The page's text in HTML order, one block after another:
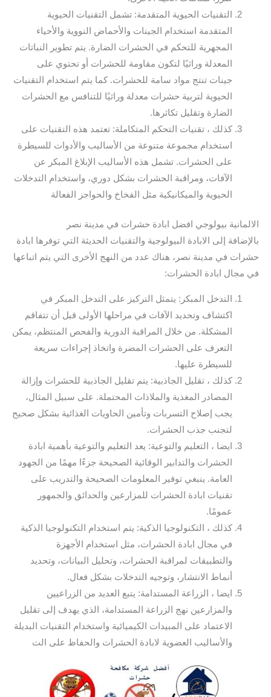
التقنيات الحيوية المتقدمة: تشمل التقنيات الحيوية
المتقدمة استخدام الجينات والأحماض النووية والأحياء
المجهرية للتحكم في الحشرات الضارة. يتم تطوير النباتات
المعدلة وراثيًا لتكون مقاومة للحشرات أو تحتوي على
جينات تنتج مواد سامة للحشرات. كما يتم استخدام التقنيات
الحيوية لتربية حشرات معدلة وراثيًا للتنافس مع الحشرات
الضارة وتقليل تكاثرها.
كذلك ، تقنيات التحكم المتكاملة: تعتمد هذه التقنيات على
استخدام مجموعة متنوعة من الأساليب والأدوات للسيطرة
على الحشرات. تشمل هذه الأساليب الإبلاغ المبكر عن
الآفات، ومراقبة الحشرات بشكل دوري، واستخدام التدخلات
الحيوية والميكانيكية مثل الفخاخ والحواجز الفعالة
الالمانية بيولوجي افضل ابادة حشرات في مدينة نصر
بالإضافة إلى الابادة البيولوجية والتقنيات الحديثة التي توفرها ابادة
حشرات في مدينة نصر، هناك عدد من النهج الأخرى التي يتم اتباعها
في مجال ابادة الحشرات:
التدخل المبكر: يتمثل التركيز على التدخل المبكر في
اكتشاف وتحديد الآفات في مراحلها الأولى قبل أن تتفاقم
المشكلة. من خلال المراقبة الدورية والفحص المنتظم، يمكن
التعرف على الحشرات المضرة واتخاذ إجراءات سريعة
للسيطرة عليها.
كذلك ، تقليل الجاذبية: يتم تقليل الجاذبية للحشرات وإزالة
المصادر المغذية والملاذات المحتملة. على سبيل المثال،
يجب إصلاح التسربات وتأمين الحاويات الغذائية بشكل صحيح
لتجنب جذب الحشرات.
ايضا ، التعليم والتوعية: يعد التعليم والتوعية بأهمية ابادة
الحشرات والتدابير الوقائية الصحيحة جزءًا مهمًا من الجهود
العامة. ينبغي توفير المعلومات الصحيحة والتدريب على
تقنيات ابادة الحشرات للمزارعين والحدائق والجمهور
عمومًا.
كذلك ، التكنولوجيا الذكية: يتم استخدام التكنولوجيا الذكية
في مجال ابادة الحشرات، مثل استخدام الأجهزة
والتطبيقات لمراقبة الحشرات، وتحليل البيانات، وتحديد
أنماط الانتشار، وتوجيه التدخلات بشكل فعال.
ايضا ، الزراعة المستدامة: يتبع العديد من الزراعيين
والمزارعين نهج الزراعة المستدامة، الذي يهدف إلى تقليل
الاعتماد على المبيدات الكيميائية واستخدام التقنيات البديلة
والأساليب العضوية لابادة الحشرات والحفاظ على الت